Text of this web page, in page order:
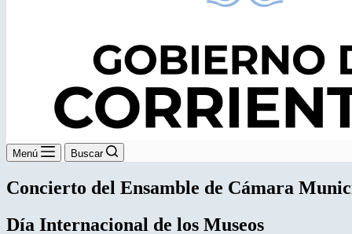
Menú Buscar
Concierto del Ensamble de Cámara
Día Internacional de los Museos